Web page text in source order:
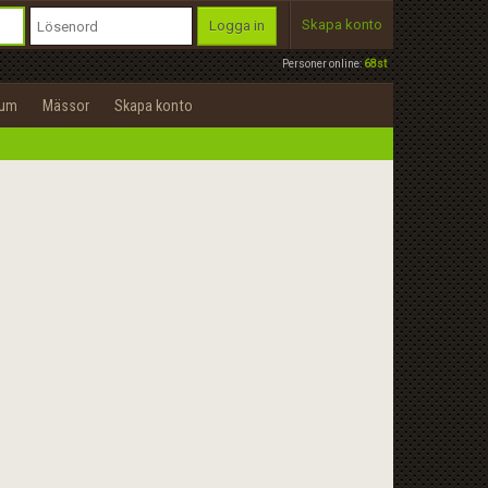
Personer online:68st
Logga in Skapa konto
Mässor Skapa konto